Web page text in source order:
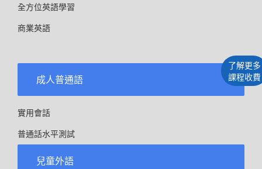
了解更多
課程收費
全方位英語學習
商業英語
成人普通語
實用會話
普通話水平測試
兒童外語